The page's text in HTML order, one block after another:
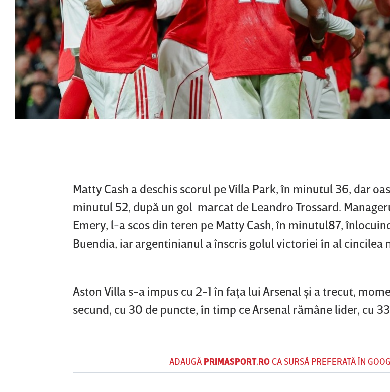
Matty Cash a deschis scorul pe Villa Park, în minutul 36, dar
minutul 52, după un gol marcat de Leandro Trossard.
Emery, l-a scos din teren pe Matty Cash, în minutul87,
Buendia, iar argentinianul a înscris golul victoriei în al
Aston Villa s-a impus cu 2-1 în faţa lui Arsenal şi a trecut,
secund, cu 30 de puncte, în timp ce Arsenal rămâne lider, cu
ADAUGĂ PRIMASPORT.ROCA SURSĂ PREFERATĂ ÎN